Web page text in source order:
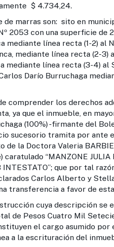
$ 4.734,24.
son: sito en
2053 con una superficie de
línea recta (1-2) al N
mediante línea recta (2-3)
mediante línea recta (3-4) al
Darío Burruchaga
los derechos
ya que el inmueble, en
(100%) -firmante del
sucesorio tramita por ante
de la Doctora Valeria
“MANZONE JULIA
INTESTATO”; que por tal
Carlos Alberto y
transferencia a favor de
cuya descripción se
de Pesos Cuatro Mil
el cargo asumido por
a la escrituración del